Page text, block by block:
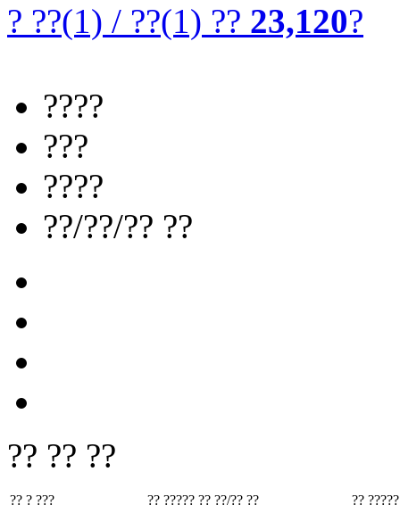
? ??(1) / ??(1) ?? 23,120?
????
???
????
??/??/?? ??
?? ?? ??
?? ? ??? ?? ????? ?? ??/?? ??
??